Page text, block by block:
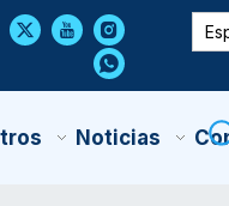
Noticias